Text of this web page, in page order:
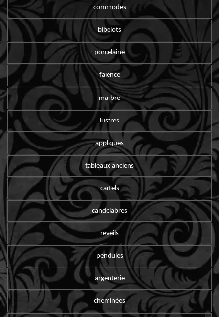
commodes
bibelots
porcelaine
faïence
marbre
lustres
appliques
tableaux anciens
cartels
candelabres
reveils
pendules
argenterie
cheminées